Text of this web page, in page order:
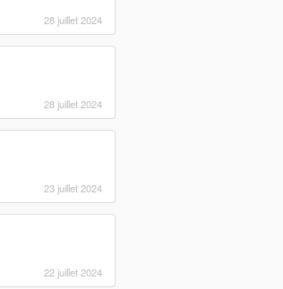
28 juillet 2024
28 juillet 2024
23 juillet 2024
22 juillet 2024